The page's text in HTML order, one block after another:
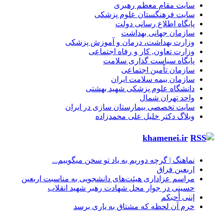
سایت مقام معظم رهبری
سایت فرهنگستان علوم پزشکی
پایگاه اطلاع رسانی دولت
سازمان جهانی بهداشت
وزارت بهداشت، درمان و آموزش پزشکی
وزارت تعاون, کار و رفاه اجتماعی
پایگاه سیاست گذاری سلامت
سازمان تأمین اجتماعی
سازمان بیمه سلامت ایران
دانشگاه علوم پزشکی شهید بهشتی
واحد تهران شمال
سایت تخصصی بیمارستان سازی در ایران
وبلاگ دکتر خلیل علی محمدزاده
khamenei.ir
نماهنگ |‌ گرچه دوریم به یاد تو سخن میگوییم...
اربعین فراق
مراسم عزاداری هیئت‌های دانشجویی به مناسبت اربعین
حسینی در جوار محل شهادت رهبر شهید انقلاب
إننی أحبکم
خرم آن لحظه که مشتاق به یاری برسد